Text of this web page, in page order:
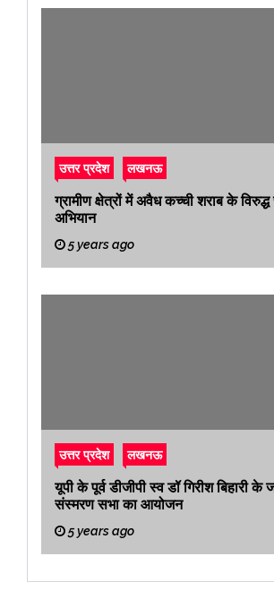
उत्तर प्रदेश लखनऊ
ग्रामीण क्षेत्रों में अवैध कच्ची शराब के विरुद्ध
अभियान
5 years ago
उत्तर प्रदेश लखनऊ
यूपी के पूर्व डीजीपी स्व डॉ गिरीश बिहारी के
संस्मरण सभा का आयोजन
5 years ago